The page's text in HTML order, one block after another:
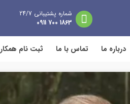
شماره پشتیبانی 24/7
1863 700 0911
درباره ما تماس با ما ثبت نام همکار